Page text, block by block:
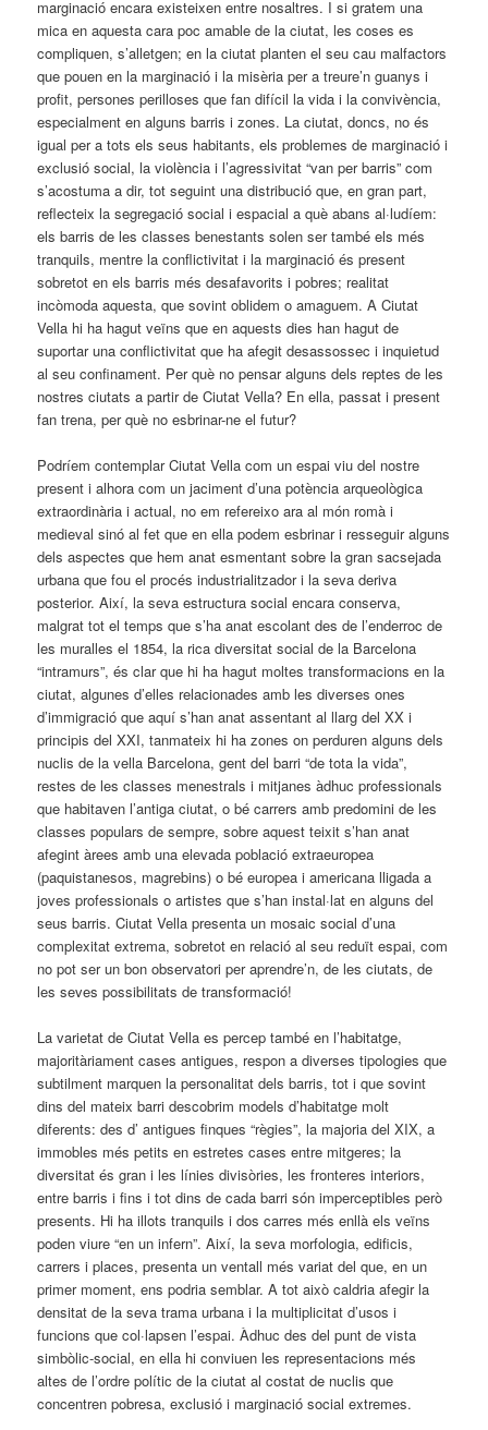
marginació encara existeixen entre nosaltres. I si gratem una
mica en aquesta cara poc amable de la ciutat, les coses es
compliquen, s’alletgen; en la ciutat planten el seu cau malfactors
que pouen en la marginació i la misèria per a treure’n guanys i
profit, persones perilloses que fan difícil la vida i la convivència,
especialment en alguns barris i zones. La ciutat, doncs, no és
igual per a tots els seus habitants, els problemes de marginació i
exclusió social, la violència i l’agressivitat “van per barris” com
s’acostuma a dir, tot seguint una distribució que, en gran part,
reflecteix la segregació social i espacial a què abans al·ludíem:
els barris de les classes benestants solen ser també els més
tranquils, mentre la conflictivitat i la marginació és present
sobretot en els barris més desafavorits i pobres; realitat
incòmoda aquesta, que sovint oblidem o amaguem. A Ciutat
Vella hi ha hagut veïns que en aquests dies han hagut de
suportar una conflictivitat que ha afegit desassossec i inquietud
al seu confinament. Per què no pensar alguns dels reptes de les
nostres ciutats a partir de Ciutat Vella? En ella, passat i present
fan trena, per què no esbrinar-ne el futur?
Podríem contemplar Ciutat Vella com un espai viu del nostre
present i alhora com un jaciment d’una potència arqueològica
extraordinària i actual, no em refereixo ara al món romà i
medieval sinó al fet que en ella podem esbrinar i resseguir alguns
dels aspectes que hem anat esmentant sobre la gran sacsejada
urbana que fou el procés industrialitzador i la seva deriva
posterior. Així, la seva estructura social encara conserva,
malgrat tot el temps que s’ha anat escolant des de l’enderroc de
les muralles el 1854, la rica diversitat social de la Barcelona
“intramurs”, és clar que hi ha hagut moltes transformacions en la
ciutat, algunes d’elles relacionades amb les diverses ones
d’immigració que aquí s’han anat assentant al llarg del XX i
principis del XXI, tanmateix hi ha zones on perduren alguns dels
nuclis de la vella Barcelona, gent del barri “de tota la vida”,
restes de les classes menestrals i mitjanes àdhuc professionals
que habitaven l’antiga ciutat, o bé carrers amb predomini de les
classes populars de sempre, sobre aquest teixit s’han anat
afegint àrees amb una elevada població extraeuropea
(paquistanesos, magrebins) o bé europea i americana lligada a
joves professionals o artistes que s’han instal·lat en alguns del
seus barris. Ciutat Vella presenta un mosaic social d’una
complexitat extrema, sobretot en relació al seu reduït espai, com
no pot ser un bon observatori per aprendre’n, de les ciutats, de
les seves possibilitats de transformació!
La varietat de Ciutat Vella es percep també en l’habitatge,
majoritàriament cases antigues, respon a diverses tipologies que
subtilment marquen la personalitat dels barris, tot i que sovint
dins del mateix barri descobrim models d’habitatge molt
diferents: des d’ antigues finques “règies”, la majoria del XIX, a
immobles més petits en estretes cases entre mitgeres; la
diversitat és gran i les línies divisòries, les fronteres interiors,
entre barris i fins i tot dins de cada barri són imperceptibles però
presents. Hi ha illots tranquils i dos carres més enllà els veïns
poden viure “en un infern”. Així, la seva morfologia, edificis,
carrers i places, presenta un ventall més variat del que, en un
primer moment, ens podria semblar. A tot això caldria afegir la
densitat de la seva trama urbana i la multiplicitat d’usos i
funcions que col·lapsen l’espai. Àdhuc des del punt de vista
simbòlic-social, en ella hi conviuen les representacions més
altes de l’ordre polític de la ciutat al costat de nuclis que
concentren pobresa, exclusió i marginació social extremes.